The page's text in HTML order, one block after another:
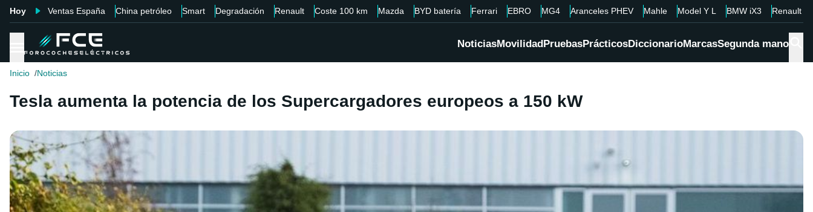
Hoy Ventas España China petróleo Smart Degradación Renault Coste 100 km Mazda BYD batería Ferrari EBRO MG4 Aranceles PHEV Mahle Model Y L BMW iX3 Renault
NoticiasMovilidadPruebasPrácticosDiccionarioMarcasSegunda mano
Inicio Noticias
Tesla aumenta la potencia de los Supercargadores europeos a 150 kW